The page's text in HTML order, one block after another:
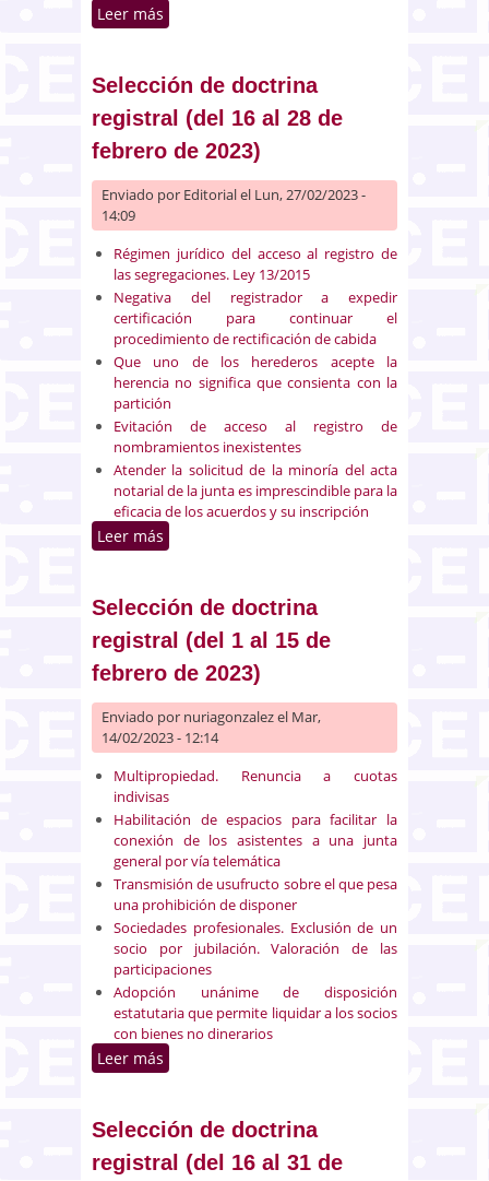
Leer más
Selección de doctrina
registral (del 16 al 28 de
febrero de 2023)
Enviado por Editorialel Lun, 27/02/2023 -
14:09
Régimen jurídico del acceso al registro de
las segregaciones. Ley 13/2015
Negativa del registrador a expedir
certificación para continuar el
procedimiento de rectificación de cabida
Que uno de los herederos acepte la
herencia no significa que consienta con la
partición
Evitación de acceso al registro de
nombramientos inexistentes
Atender la solicitud de la minoría del acta
notarial de la junta es imprescindible para la
eficacia de los acuerdos y su inscripción
Leer más
Selección de doctrina
registral (del 1 al 15 de
febrero de 2023)
Enviado por nuriagonzalezel Mar,
14/02/2023 - 12:14
Multipropiedad. Renuncia a cuotas
indivisas
Habilitación de espacios para facilitar la
conexión de los asistentes a una junta
general por vía telemática
Transmisión de usufructo sobre el que pesa
una prohibición de disponer
Sociedades profesionales. Exclusión de un
socio por jubilación. Valoración de las
participaciones
Adopción unánime de disposición
estatutaria que permite liquidar a los socios
con bienes no dinerarios
Leer más
Selección de doctrina
registral (del 16 al 31 de